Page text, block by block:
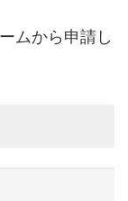
ムから申請し